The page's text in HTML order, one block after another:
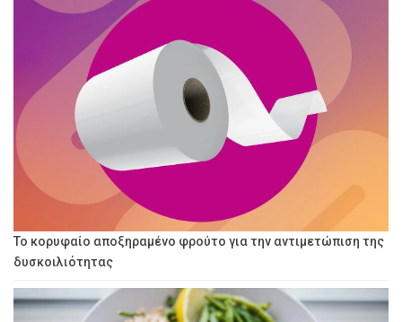
Το κορυφαίο αποξηραμένο φρούτο για την αντιμετώπιση της
δυσκοιλιότητας